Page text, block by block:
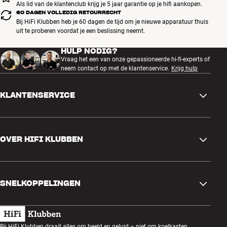
Als lid van de klantenclub krijg je 5 jaar garantie op je hifi aankopen.
60 DAGEN VOLLEDIG RETOURRECHT
Bij HiFi Klubben heb je 60 dagen de tijd om je nieuwe apparatuur thuis
uit te proberen voordat je een beslissing neemt.
HULP NODIG?
Vraag het een van onze gepassioneerde hi-fi-experts of
neem contact op met de klantenservice. Krijg hulp
KLANTENSERVICE
Vragen en antwoorden
Ruilen en retourneren
Bestelling herroepen
Algemene voorwaarden
OVER HIFI KLUBBEN
Over ons
Klantenclub
SNELKOPPELINGEN
Cadeaubonnen